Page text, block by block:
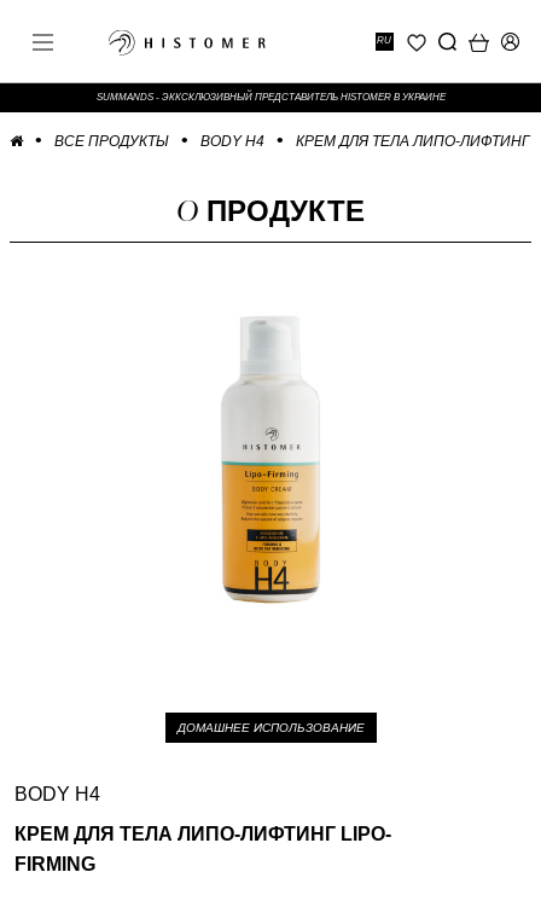
RU
SUMMANDS - ЭККСКЛЮЗИВНЫЙ ПРЕДСТАВИТЕЛЬ HISTOMER В УКРАИНЕ
ВСЕ ПРОДУКТЫ BODY H4 КРЕМ ДЛЯ ТЕЛА ЛИПО-ЛИФТИНГ
О ПРОДУКТЕ
ДОМАШНЕЕ ИСПОЛЬЗОВАНИЕ
BODY H4
КРЕМ ДЛЯ ТЕЛА ЛИПО-ЛИФТИНГ LIPO-
FIRMING